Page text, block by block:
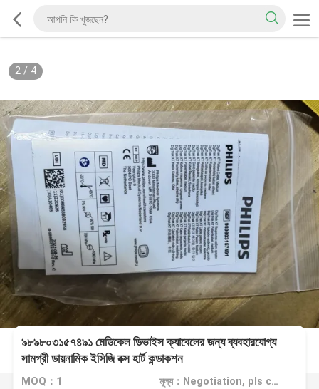
2/ 4
৯৮৯৮০৩১৫৭৪৯১ মেডিকেল ডিভাইস ক্যাবেলের জন্য ব্যবহারযোগ্য
সামগ্রী ডায়নামিক ইসিজি বক্স হার্ট কন্ডাকশন
MOQ：1 মূল্য：Negotiation, pls contact me